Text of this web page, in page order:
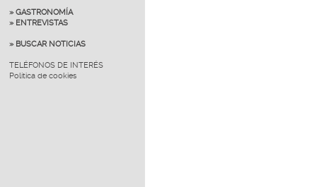
» GASTRONOMÍA
» ENTREVISTAS
» BUSCAR NOTICIAS
TELÉFONOS DE INTERÉS
Política de cookies